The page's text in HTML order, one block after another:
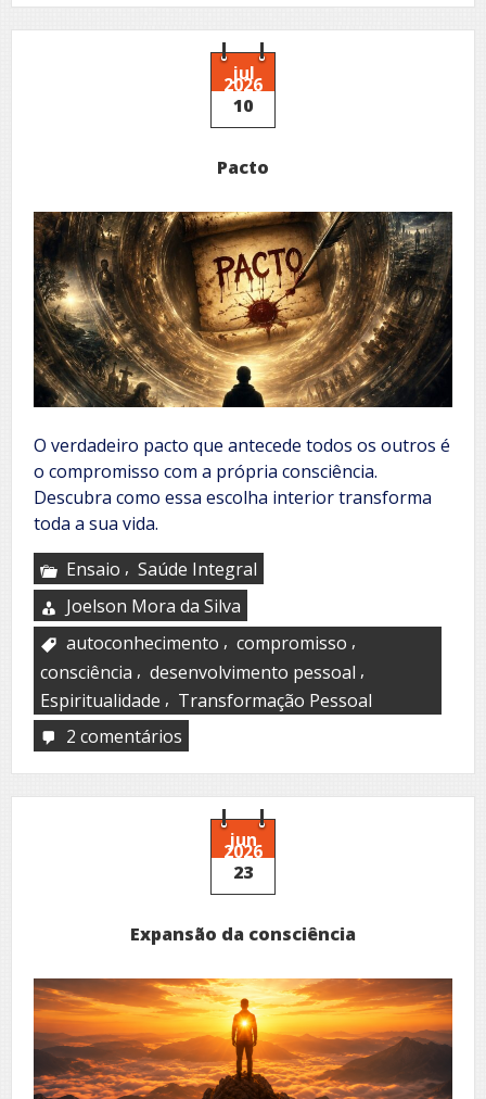
sentido
jul
2026
10
Pacto
O verdadeiro pacto que antecede todos os outros é
o compromisso com a própria consciência.
Descubra como essa escolha interior transforma
toda a sua vida.
Ensaio , Saúde Integral
Joelson Mora da Silva
autoconhecimento , compromisso ,
consciência , desenvolvimento pessoal ,
Espiritualidade , Transformação Pessoal
2 comentários
jun
2026
23
Expansão da consciência